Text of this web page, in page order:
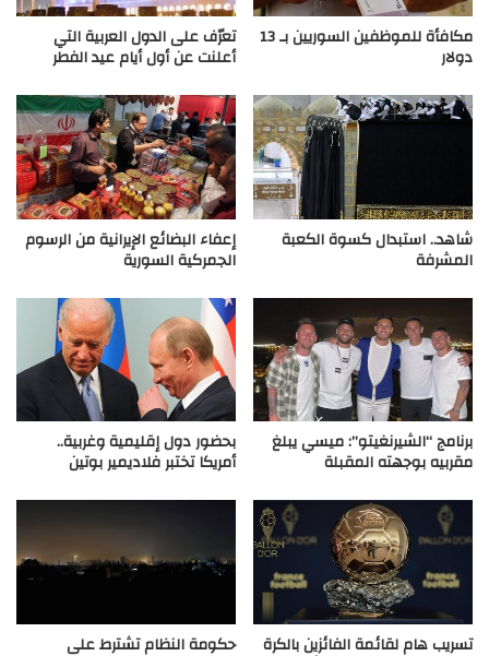
مكافأة للموظفين السوريين بـ 13
دولار
تعرّف على الدول العربية التي
أعلنت عن أول أيام عيد الفطر
شاهد.. استبدال كسوة الكعبة
المشرفة
إعفاء البضائع الإيرانية من الرسوم
الجمركية السورية
برنامج “الشيرنغيتو”: ميسي يبلغ
مقربيه بوجهته المقبلة
بحضور دول إقليمية وغربية..
أمريكا تختبر فلاديمير بوتين
تسريب هام لقائمة الفائزين بالكرة حكومة النظام تشترط على